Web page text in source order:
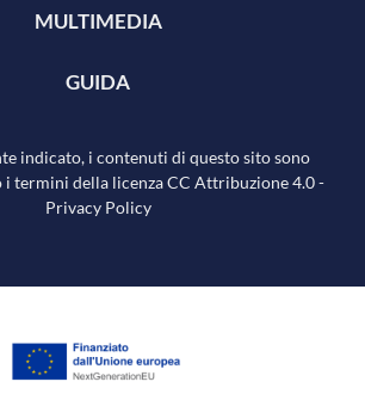
MULTIMEDIA
GUIDA
indicato, i contenuti di questo sito sono
i termini della licenza CC Attribuzione 4.0-
Privacy Policy